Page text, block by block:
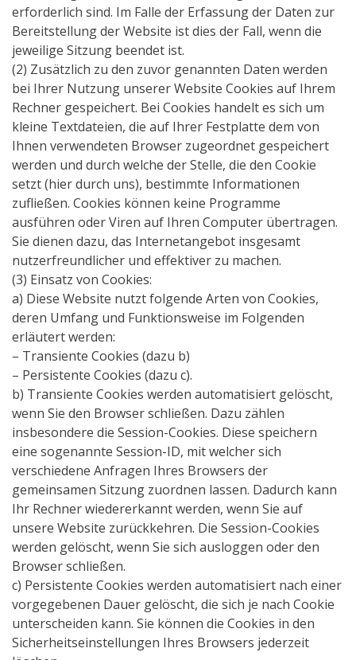
erforderlich sind. Im Falle der Erfassung der Daten zur
Bereitstellung der Website ist dies der Fall, wenn die
jeweilige Sitzung beendet ist.
(2) Zusätzlich zu den zuvor genannten Daten werden
bei Ihrer Nutzung unserer Website Cookies auf Ihrem
Rechner gespeichert. Bei Cookies handelt es sich um
kleine Textdateien, die auf Ihrer Festplatte dem von
Ihnen verwendeten Browser zugeordnet gespeichert
werden und durch welche der Stelle, die den Cookie
setzt (hier durch uns), bestimmte Informationen
zufließen. Cookies können keine Programme
ausführen oder Viren auf Ihren Computer übertragen.
Sie dienen dazu, das Internetangebot insgesamt
nutzerfreundlicher und effektiver zu machen.
(3) Einsatz von Cookies:
a) Diese Website nutzt folgende Arten von Cookies,
deren Umfang und Funktionsweise im Folgenden
erläutert werden:
– Transiente Cookies (dazu b)
– Persistente Cookies (dazu c).
b) Transiente Cookies werden automatisiert gelöscht,
wenn Sie den Browser schließen. Dazu zählen
insbesondere die Session-Cookies. Diese speichern
eine sogenannte Session-ID, mit welcher sich
verschiedene Anfragen Ihres Browsers der
gemeinsamen Sitzung zuordnen lassen. Dadurch kann
Ihr Rechner wiedererkannt werden, wenn Sie auf
unsere Website zurückkehren. Die Session-Cookies
werden gelöscht, wenn Sie sich ausloggen oder den
Browser schließen.
c) Persistente Cookies werden automatisiert nach einer
vorgegebenen Dauer gelöscht, die sich je nach Cookie
unterscheiden kann. Sie können die Cookies in den
Sicherheitseinstellungen Ihres Browsers jederzeit